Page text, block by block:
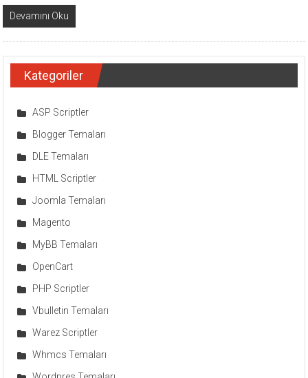
Devamını Oku
Kategoriler
ASP Scriptler
Blogger Temaları
DLE Temaları
HTML Scriptler
Joomla Temaları
Magento
MyBB Temaları
OpenCart
PHP Scriptler
Vbulletin Temaları
Warez Scriptler
Whmcs Temaları